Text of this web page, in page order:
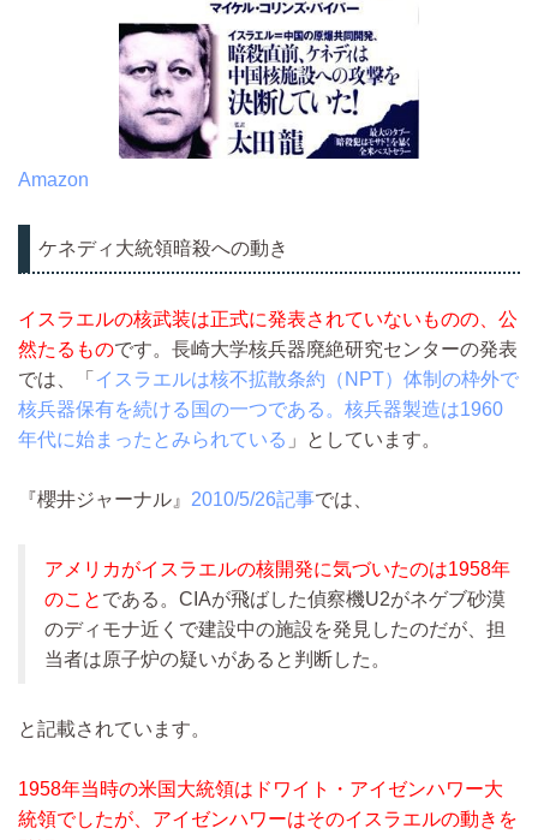
Amazon
ケネディ大統領暗殺への動き
イスラエルの核武装は正式に発表されていないものの、公
然たるものです。長崎大学核兵器廃絶研究センターの発表
では、「 イスラエルは核不拡散条約（NPT）体制の枠外で
核兵器保有を続ける国の一つである。核兵器製造は1960
年代に始まったとみられている 」としています。
『櫻井ジャーナル』 2010/5/26記事では、
アメリカがイスラエルの核開発に気づいたのは1958年
のこと である。CIAが飛ばした偵察機U2がネゲブ砂漠
のディモナ近くで建設中の施設を発見したのだが、担
当者は原子炉の疑いがあると判断した。
と記載されています。
1958年当時の米国大統領はドワイト・アイゼンハワー大
統領でしたが、アイゼンハワーはそのイスラエルの動きを